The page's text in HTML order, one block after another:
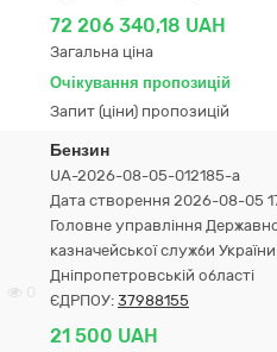
72 206 340,18 UAH
Загальна ціна
Очікування пропозицій
Запит (ціни) пропозицій
Бензин
UA-2026-08-05-012185-a
Дата створення 2026-08-05
Головне управління
казначейської служби
Дніпропетровській області
ЄДРПОУ: 37988155
21 500 UAH